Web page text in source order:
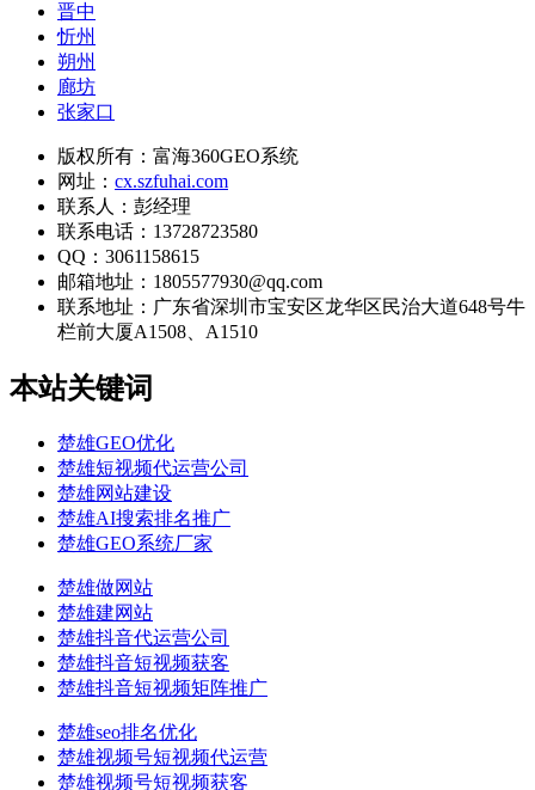
晋中
忻州
朔州
廊坊
张家口
版权所有：富海360GEO系统
网址： cx.szfuhai.com
联系人：彭经理
联系电话：13728723580
QQ：3061158615
邮箱地址：1805577930@qq.com
联系地址： 广东省深圳市宝安区龙华区民治大道648号牛
栏前大厦A1508、A1510
本站关键词
楚雄GEO优化
楚雄短视频代运营公司
楚雄网站建设
楚雄AI搜索排名推广
楚雄GEO系统厂家
楚雄做网站
楚雄建网站
楚雄抖音代运营公司
楚雄抖音短视频获客
楚雄抖音短视频矩阵推广
楚雄seo排名优化
楚雄视频号短视频代运营
楚雄视频号短视频获客